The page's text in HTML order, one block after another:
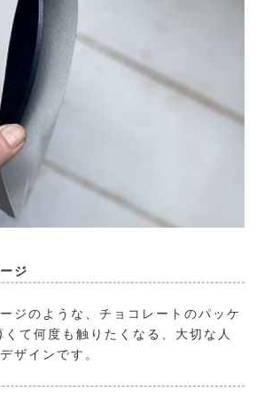
ジ
ジのような、チョコレートのパッケ
て何度も触りたくなる、大切な人
ザインです。